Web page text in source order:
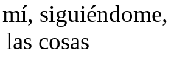
siguiéndome,
cosas